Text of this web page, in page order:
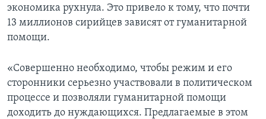
экономика рухнула. Это привело к тому, что почти
13 миллионов сирийцев зависят от гуманитарной
помощи.
«Совершенно необходимо, чтобы режим и его
сторонники серьезно участвовали в политическом
процессе и позволяли гуманитарной помощи
доходить до нуждающихся. Предлагаемые в этом